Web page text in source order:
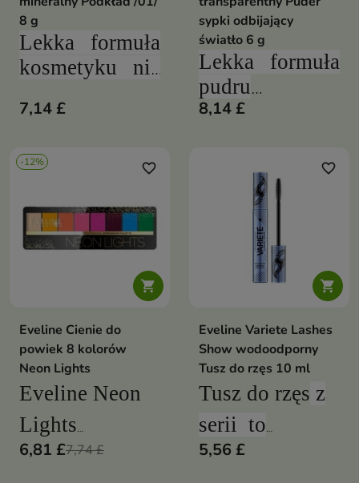
zatroszczy się o
jej pielęgnację
zatroszczy się o
jej pielęgnację
8 g
Lekka formuła
kosmetyku nie
jednocześnie
wygląd!
93%
mineralnych
pozwoli skórze
zatroszczy się o
jej pielęgnację
7,14 £
sypki odbijający
światło 6 g
Lekka formuła
pudru
delikatnie
i zmniejszy
widoczność
niedoskonałości.
Kosmetyk
dopasuje się do
Twojej skóry i
w nawet ciepłe
dni
8,14 £
-12%

favorite_border
Eveline Cienie do
powiek 8 kolorów
Neon Lights
Eveline Neon
Lights
Eyeshadow
6,81 £7,74 £

favorite_border
Eveline Variete Lashes
Show wodoodporny
Tusz do rzęs 10 ml
Tusz do rzęs z
serii to
wyjątkowy
5,56 £